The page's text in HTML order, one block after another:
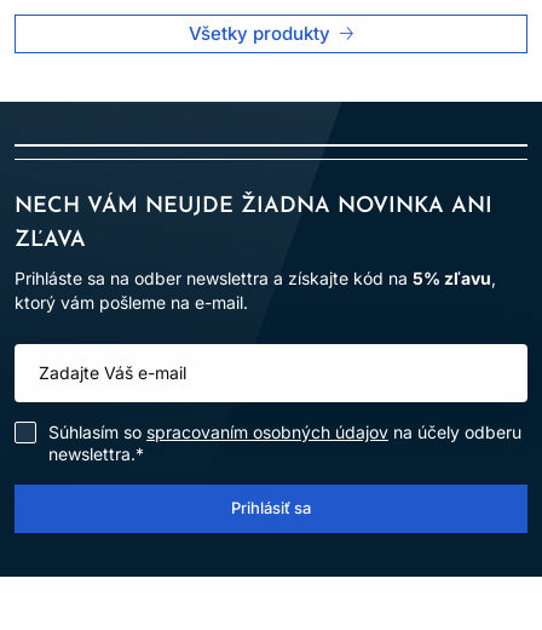
Všetky produkty
NECH VÁM NEUJDE ŽIADNA NOVINKA ANI
ZĽAVA
Prihláste sa na odber newslettra a získajte kód na 5% zľavu,
ktorý vám pošleme na e-mail.
Súhlasím so spracovaním osobných údajov na účely odberu
newslettra.*
Prihlásiť sa